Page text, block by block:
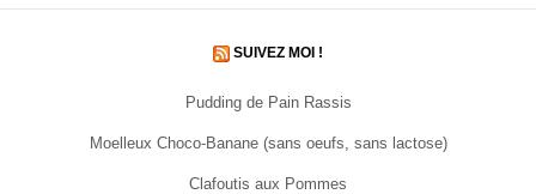
SUIVEZ MOI !
Pudding de Pain Rassis
Moelleux Choco-Banane (sans oeufs, sans lactose)
Clafoutis aux Pommes